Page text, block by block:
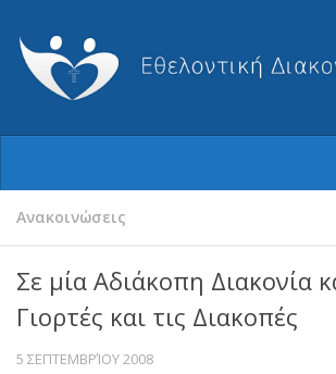
Ποιοι Είμαστε
Η Ιστορία μας
Ο Σύλλογος
Το Διοικητικό Συμβούλιο
Ανακοινώσεις
Σε μία Αδιάκοπη Διακονία
Γιορτές και τις Διακοπές
5 ΣΕΠΤΕΜΒΡΊΟΥ 2008